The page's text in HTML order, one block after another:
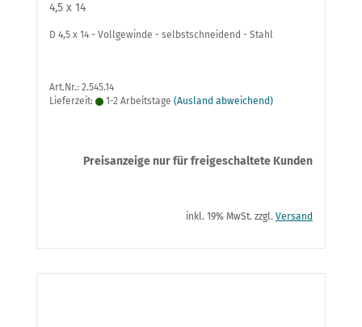
4,5 x 14
D 4,5 x 14 - Vollgewinde - selbstschneidend - Stahl
Art.Nr.: 2.545.14
Lieferzeit:
1-2 Arbeitstage (Ausland abweichend)
Preisanzeige nur für freigeschaltete Kunden
inkl. 19% MwSt. zzgl. Versand